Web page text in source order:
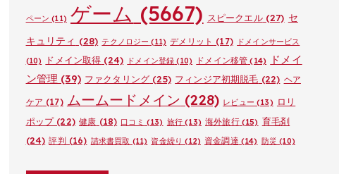
ペーン (11) ゲーム (5667) スピークエル(27) セ
キュリティ (28) テクノロジー (11) デメリット (17)
ドメインサービス
(10)
ドメイン取得 (24) ドメイン登録 (10) ドメイン移管 (14)
ドメイ
ン管理 (39) ファクタリング (25) フィンジア初期脱毛 (22) ヘア
ケア (17) ムームードメイン (228) レビュー (13) ロリ
ポップ(22) 健康 (18) 口コミ (13) 旅行 (13) 海外旅行(15) 育毛剤
(24) 評判 (16) 請求書買取 (11) 資金繰り (12) 資金調達 (14) 防災 (10)